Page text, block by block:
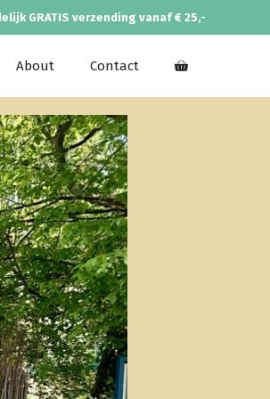
GRATIS verzending vanaf € 25,-
About Contact